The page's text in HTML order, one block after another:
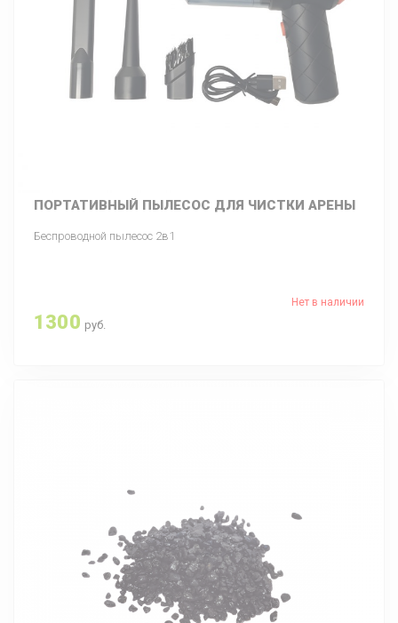
ПОРТАТИВНЫЙ ПЫЛЕСОС ДЛЯ ЧИСТКИ АРЕНЫ
Беспроводной пылесос 2в1
1300 руб.
Нет в наличии